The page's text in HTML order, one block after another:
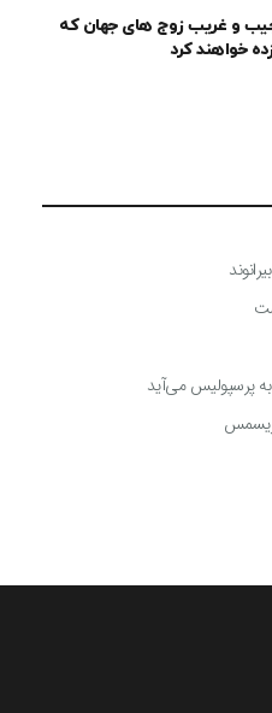
و غریب زوج های جهان که
خواهند کرد